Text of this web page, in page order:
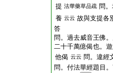
提 法華藥草品疏 問
養 云云 故與支提各
答
問。過去威音王佛
二十千萬億偈也。
他偈 云云 問。違經
問。付法華經題目